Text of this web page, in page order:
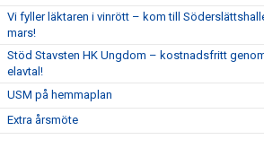
Vi fyller läktaren i vinrött – kom till
mars!
Stöd Stavsten HK Ungdom – kostnadsfritt
elavtal!
USM på hemmaplan
Extra årsmöte